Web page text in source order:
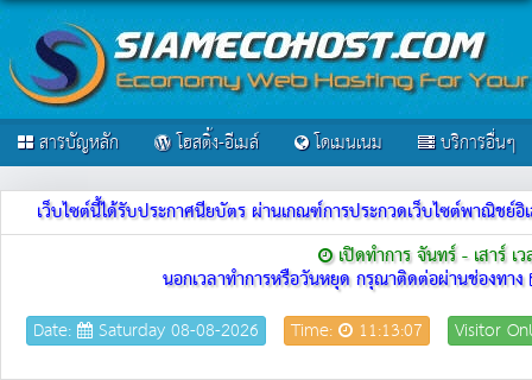
สารบัญหลัก โฮสติ้ง-อีเมล์ โดเมนเนม บริการอื่นๆ
เว็บไซต์นี้ได้รับประกาศนียบัตร ผ่านเกณฑ์การประกวดเว็บไซต์พาณิช
เปิดทำการ จันทร์ - เสาร์
นอกเวลาทำการหรือวันหยุด กรุณาติดต่อผ่านช่องทาง
Date: Saturday 08-08-2026 Time: 11:13:07 Visitor